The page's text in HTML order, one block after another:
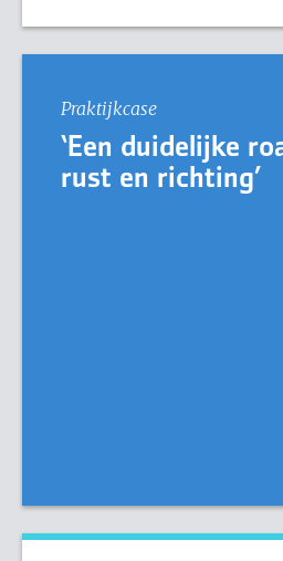
Praktijkcase
‘Een duidelijke
rust en richting’